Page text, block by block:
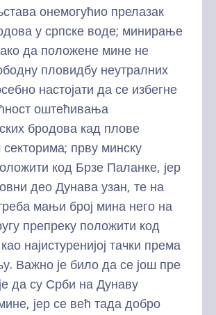
онемогућио прелазак
у српске воде; минирање
да положене мине не
пловидбу неутралних
настојати да се избегне
оштећивања
бродова кад плове
прву минску
код Брзе Паланке, јер
део Дунава узан, те на
мањи број мина него на
препреку положити код
најистуренијој тачки према
Важно је било да се још пре
да су Срби на Дунаву
јер се већ тада добро